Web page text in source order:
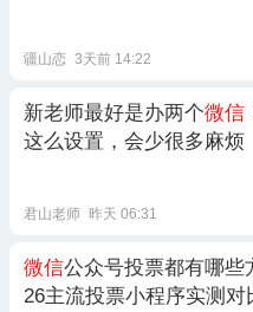
疆山恋 3天前 14:22
新老师最好是办两个微信
这么设置，会少很多麻烦
君山老师 昨天 06:31
微信公众号投票都有哪些
26主流投票小程序实测对